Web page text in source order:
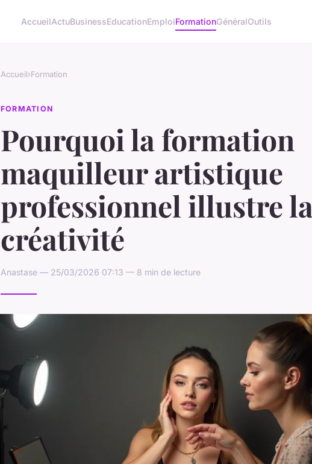
AccueilActuBusinessEducationEmploiFormationGénéralOutils
Accueil›Formation
FORMATION
Pourquoi la formation
maquilleur artistique
professionnel illustre la
créativité
Anastase — 25/03/2026 07:13 — 8 min de lecture